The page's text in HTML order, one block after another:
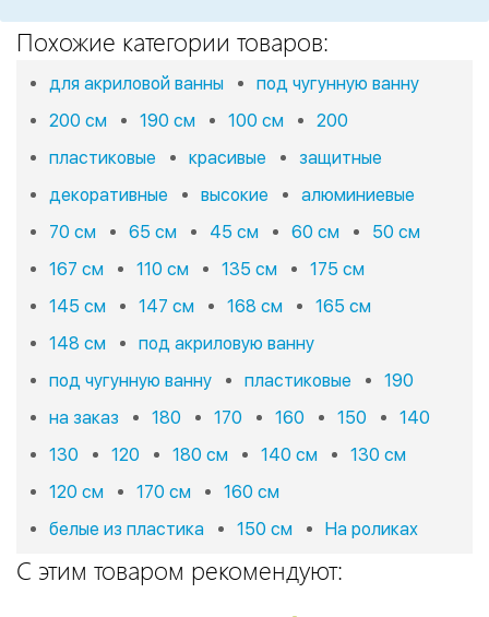
Похожие категории товаров:
для акриловой ванны
под чугунную ванну
200 см
190 см 100 см
200
пластиковые
красивые
защитные
декоративные
высокие
алюминиевые
70 см
65 см 45 см 60 см
50 см
167 см
110 см 135 см
175 см
145 см
147 см 168 см
165 см
148 см
под акриловую ванну
под чугунную ванну
пластиковые
190
на заказ
180 170 160 150
140
130
120 180 см 140 см
130 см
120 см
170 см
160 см
белые из пластика
150 см На роликах
С этим товаром рекомендуют: